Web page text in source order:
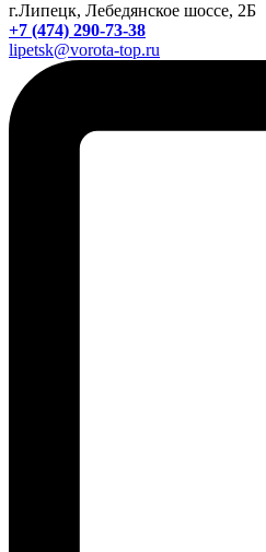
г.Липецк, Лебедянское шоссе, 2Б
+7 (474) 290-73-38
lipetsk@vorota-top.ru